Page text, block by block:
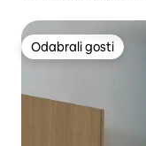
Odabrali gosti
Odabrali gosti